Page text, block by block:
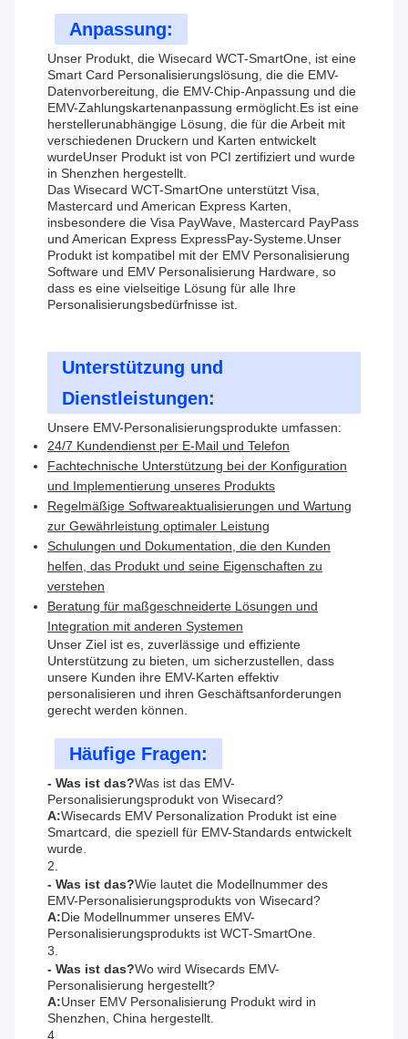
Anpassung:
Unser Produkt, die Wisecard WCT-SmartOne, ist eine
Smart Card Personalisierungslösung, die die EMV-
Datenvorbereitung, die EMV-Chip-Anpassung und die
EMV-Zahlungskartenanpassung ermöglicht.Es ist eine
herstellerunabhängige Lösung, die für die Arbeit mit
verschiedenen Druckern und Karten entwickelt
wurdeUnser Produkt ist von PCI zertifiziert und wurde
in Shenzhen hergestellt.
Das Wisecard WCT-SmartOne unterstützt Visa,
Mastercard und American Express Karten,
insbesondere die Visa PayWave, Mastercard PayPass
und American Express ExpressPay-Systeme.Unser
Produkt ist kompatibel mit der EMV Personalisierung
Software und EMV Personalisierung Hardware, so
dass es eine vielseitige Lösung für alle Ihre
Personalisierungsbedürfnisse ist.
Unterstützung und
Dienstleistungen:
Unsere EMV-Personalisierungsprodukte umfassen:
24/7 Kundendienst per E-Mail und Telefon
Fachtechnische Unterstützung bei der Konfiguration
und Implementierung unseres Produkts
Regelmäßige Softwareaktualisierungen und Wartung
zur Gewährleistung optimaler Leistung
Schulungen und Dokumentation, die den Kunden
helfen, das Produkt und seine Eigenschaften zu
verstehen
Beratung für maßgeschneiderte Lösungen und
Integration mit anderen Systemen
Unser Ziel ist es, zuverlässige und effiziente
Unterstützung zu bieten, um sicherzustellen, dass
unsere Kunden ihre EMV-Karten effektiv
personalisieren und ihren Geschäftsanforderungen
gerecht werden können.
Häufige Fragen:
- Was ist das?Was ist das EMV-
Personalisierungsprodukt von Wisecard?
A:Wisecards EMV Personalization Produkt ist eine
Smartcard, die speziell für EMV-Standards entwickelt
wurde.
2.
- Was ist das?Wie lautet die Modellnummer des
EMV-Personalisierungsprodukts von Wisecard?
A:Die Modellnummer unseres EMV-
Personalisierungsprodukts ist WCT-SmartOne.
3.
- Was ist das?Wo wird Wisecards EMV-
Personalisierung hergestellt?
A:Unser EMV Personalisierung Produkt wird in
Shenzhen, China hergestellt.
4.